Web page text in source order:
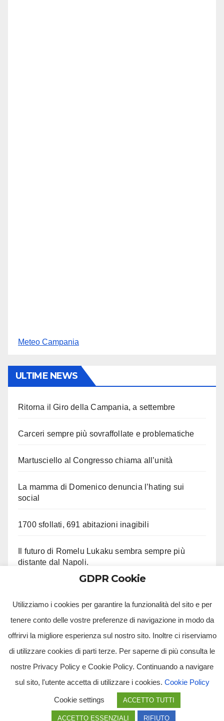
Meteo Campania
ULTIME NEWS
Ritorna il Giro della Campania, a settembre
Carceri sempre più sovraffollate e problematiche
Martusciello al Congresso chiama all’unità
La mamma di Domenico denuncia l’hating sui
social
1700 sfollati, 691 abitazioni inagibili
Il futuro di Romelu Lukaku sembra sempre più
distante dal Napoli.
Tv Multimidia Srl - Via Giulio Natta, SNC, 80126, Napoli (NA).
giornalistica registrata presso il Tribunale di Santa Maria Capua Vetere CE. Tutti i diritti riservati.
GDPR Cookie
Utilizziamo i cookies per garantire la funzionalità del sito e per
tenere conto delle vostre preferenze di navigazione in modo da
offrirvi la migliore esperienza sul nostro sito. Inoltre ci riserviamo
di utilizzare cookies di parti terze. Per saperne di più consulta le
nostre Privacy Policy e Cookie Policy. Continuando a navigare
sul sito, l'utente accetta di utilizzare i cookies. Cookie Policy
Cookie settings ACCETTO TUTTI
ACCETTO ESSENZIALI RIFIUTO